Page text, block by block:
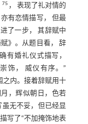
75 ， 表现了礼对情的
有恋情描写， 但最
了一步， 其辞赋中
》。从题目看， 辞
有婚礼仪式描写，
饰， 威仪有序。”
之内。接着辞赋用十
，辉似朝日，色若
虽无不妥，但已经显
写了“不加掩饰地表